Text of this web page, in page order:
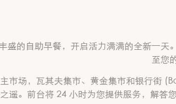
盛的自助早餐，开启活力满满的全新一
至您
市场，瓦其夫集市、黄金集市和银行街
之遥。前台将 24 小时为您提供服务，解答